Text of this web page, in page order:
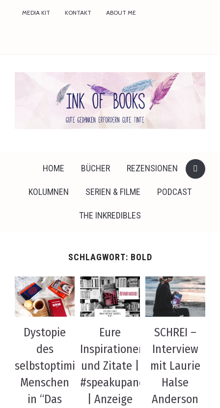
MEDIA KIT KONTAKT ABOUT ME
HOME BÜCHER REZENSIONEN
KOLUMNEN SERIEN & FILME PODCAST
THE INKREDIBLES
SCHLAGWORT: BOLD
Dystopie
des
selbstoptimierenden
Menschen
in “Das
Eure
Inspirationen
und Zitate |
#speakupandshout
| Anzeige
SCHREI –
Interview
mit Laurie
Halse
Anderson